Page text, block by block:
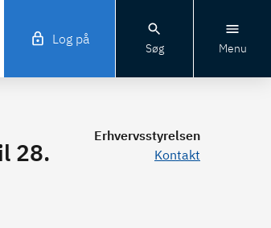
Log på
Søg Menu
28.
Erhvervsstyrelsen
Kontakt